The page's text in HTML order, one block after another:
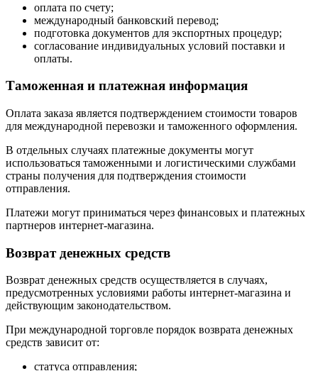
оплата по счету;
международный банковский перевод;
подготовка документов для экспортных процедур;
согласование индивидуальных условий поставки и
оплаты.
Таможенная и платежная информация
Оплата заказа является подтверждением стоимости товаров
для международной перевозки и таможенного оформления.
В отдельных случаях платежные документы могут
использоваться таможенными и логистическими службами
страны получения для подтверждения стоимости
отправления.
Платежи могут приниматься через финансовых и платежных
партнеров интернет-магазина.
Возврат денежных средств
Возврат денежных средств осуществляется в случаях,
предусмотренных условиями работы интернет-магазина и
действующим законодательством.
При международной торговле порядок возврата денежных
средств зависит от:
статуса отправления;